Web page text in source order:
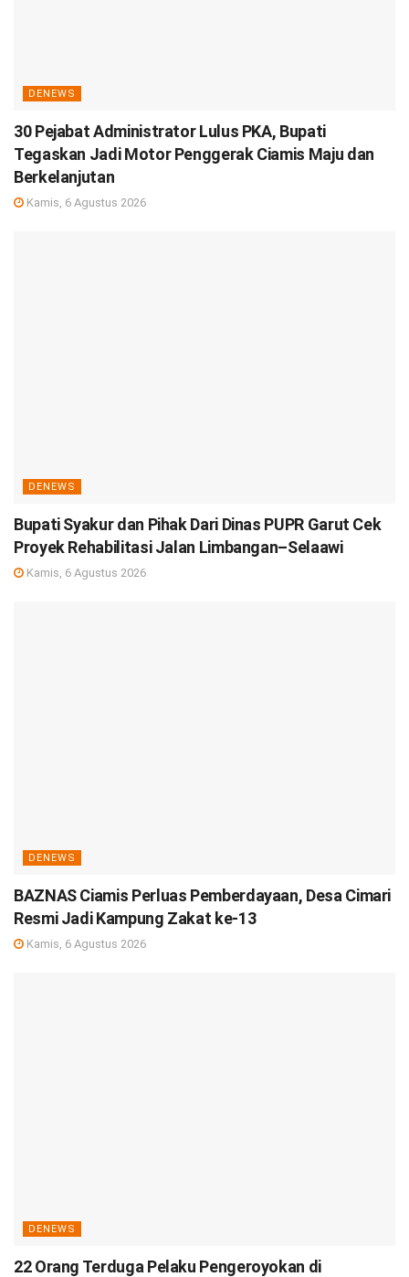
DENEWS
30 Pejabat Administrator Lulus PKA, Bupati
Tegaskan Jadi Motor Penggerak Ciamis Maju dan
Berkelanjutan
Kamis, 6 Agustus 2026
DENEWS
Bupati Syakur dan Pihak Dari Dinas PUPR Garut Cek
Proyek Rehabilitasi Jalan Limbangan–Selaawi
Kamis, 6 Agustus 2026
DENEWS
BAZNAS Ciamis Perluas Pemberdayaan, Desa Cimari
Resmi Jadi Kampung Zakat ke-13
Kamis, 6 Agustus 2026
DENEWS
22 Orang Terduga Pelaku Pengeroyokan di